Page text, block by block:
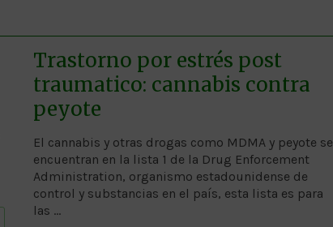
Trastorno por estrés post
traumatico: cannabis contra
peyote
El cannabis y otras drogas como MDMA y peyote se
encuentran en la lista 1 de la Drug Enforcement
Administration, organismo estadounidense de
control y substancias en el país, esta lista es para
las …